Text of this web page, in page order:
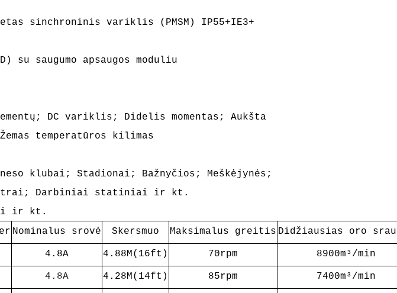
sinchroninis variklis (PMSM) IP55+IE3+
su saugumo apsaugos moduliu
DC variklis; Didelis momentas; Aukšta
Žemas temperatūros kilimas
klubai; Stadionai; Bažnyčios; Meškėjynės;
Darbiniai statiniai ir kt.
ir kt.
Nominalus srovė Skersmuo Maksimalus greitis Didžiausias oro
4.8A 4.88M(16ft) 70rpm 8900m³/min
4.8A 4.28M(14ft) 85rpm 7400m³/min